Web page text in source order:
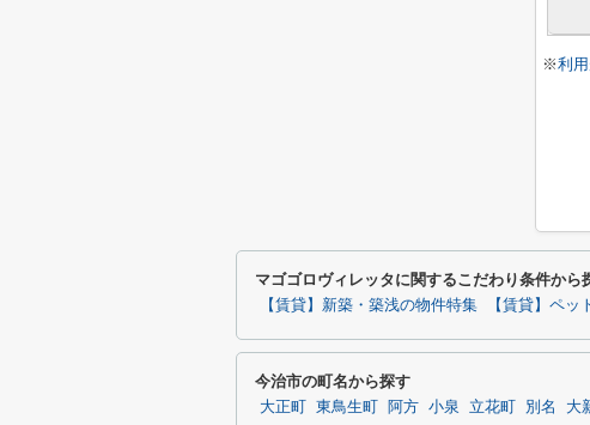
※利
マゴゴロヴィレッタに関するこだわり条件から
【賃貸】新築・築浅の物件特集 【賃貸】ペッ
今治市の町名から探す
大正町 東鳥生町 阿方 小泉 立花町 別名 大